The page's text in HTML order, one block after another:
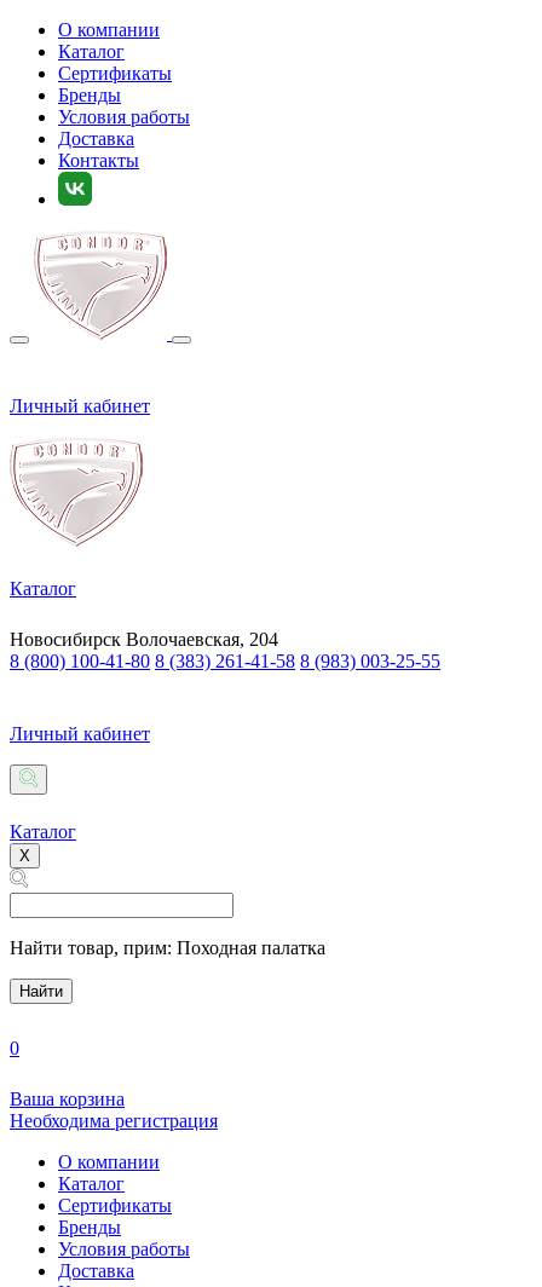
О компании
Каталог
Сертификаты
Бренды
Условия работы
Доставка
Контакты
Личный кабинет
Каталог
Новосибирск Волочаевская, 204
8 (800) 100-41-80 8 (383) 261-41-58 8 (983) 003-25-55
Личный кабинет
Каталог
X
Найти товар, прим: Походная палатка
Найти
0
Ваша корзина
Необходима регистрация
О компании
Каталог
Сертификаты
Бренды
Условия работы
Доставка